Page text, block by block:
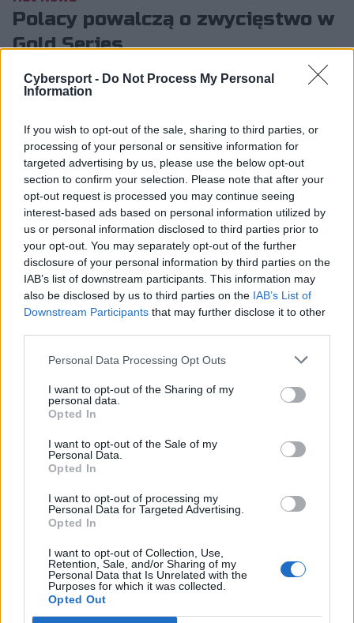
Cybersport - Do Not Process My Personal
Information
If you wish to opt-out of the sale, sharing to third parties, or
processing of your personal or sensitive information for
targeted advertising by us, please use the below opt-out
section to confirm your selection. Please note that after your
opt-out request is processed you may continue seeing
interest-based ads based on personal information utilized by
us or personal information disclosed to third parties prior to
your opt-out. You may separately opt-out of the further
disclosure of your personal information by third parties on the
IAB’s list of downstream participants. This information may
also be disclosed by us to third parties on the IAB’s List of
Downstream Participants that may further disclose it to other
Personal Data Processing Opt Outs
I want to opt-out of the Sharing of my
personal data.
Opted In
I want to opt-out of the Sale of my
Personal Data.
Opted In
I want to opt-out of processing my
Personal Data for Targeted Advertising.
Opted In
I want to opt-out of Collection, Use,
Retention, Sale, and/or Sharing of my
Personal Data that Is Unrelated with the
Purposes for which it was collected.
Opted Out
Polacy powalczą o zwycięstwo w
Gold Series
otworzy kolejny dzień zmagań w ramach
Wargaming League Gold Series. Na
wieczór zaplanowano po dwa pojedynki w r...
Mecz z udziałem Polaków z Out of Range otworzy
kolejny dzień zmagań w ramach Wargaming League
Gold Series. Na wieczór zaplanowano po dwa pojedynki
w ramach regionów europejskiego oraz CIS.
Harmonogram prezentuje się następująco:
of
Range
vs Swift 19:00 HellRaisers vs
- The
vs GoHard 20:30 vs
miejsce zajmuje DiNG. Polacy z Out of Range plasują się
dopiero na 11 pozycji. W regionie CIS liderem jest Na'Vi,
Dziś będzie mogło wskoczyć na najwyższe miejsce.
Walkę o kolejna zwycięstwa w Gold Series można
śledzić na żywopod tym adresem.